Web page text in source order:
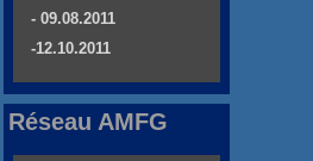
- 09.08.2011
-12.10.2011
Réseau AMFG